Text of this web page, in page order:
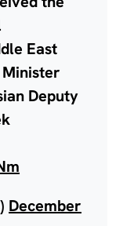
East
Deputy
December